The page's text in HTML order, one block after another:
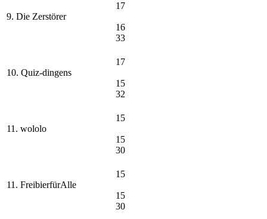
9. Die Zerstörer
17
16
33
10. Quiz-dingens
17
15
32
11. wololo
15
15
30
11. FreibierfürAlle
15
15
30